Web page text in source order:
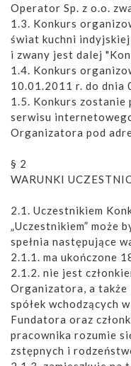
Operator Sp. z o.o.
1.3. Konkurs
świat kuchni
i zwany jest dalej
1.4. Konkurs
10.01.2011 r. do dnia
1.5. Konkurs zostanie
serwisu
Organizatora pod
§ 2
WARUNKI
2.1. Uczestnikiem
„Uczestnikiem” może
spełnia następujące
2.1.1. ma ukończone
2.1.2. nie jest
Organizatora, a także
spółek wchodzących
Fundatora oraz
pracownika rozumie
zstępnych i